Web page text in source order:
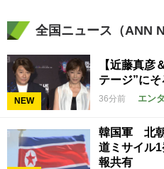
全国ニュース（ANN
NEW
【近藤真彦
テージ”に
36分前 エン
韓国軍 北
道ミサイル
報共有